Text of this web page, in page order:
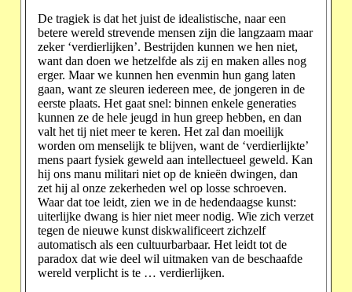
De tragiek is dat het juist de idealistische, naar een
betere wereld strevende mensen zijn die langzaam maar
zeker ‘verdierlijken’. Bestrijden kunnen we hen niet,
want dan doen we hetzelfde als zij en maken alles nog
erger. Maar we kunnen hen evenmin hun gang laten
gaan, want ze sleuren iedereen mee, de jongeren in de
eerste plaats. Het gaat snel: binnen enkele generaties
kunnen ze de hele jeugd in hun greep hebben, en dan
valt het tij niet meer te keren. Het zal dan moeilijk
worden om menselijk te blijven, want de ‘verdierlijkte’
mens paart fysiek geweld aan intellectueel geweld. Kan
hij ons manu militari niet op de knieën dwingen, dan
zet hij al onze zekerheden wel op losse schroeven.
Waar dat toe leidt, zien we in de hedendaagse kunst:
uiterlijke dwang is hier niet meer nodig. Wie zich verzet
tegen de nieuwe kunst diskwalificeert zichzelf
automatisch als een cultuurbarbaar. Het leidt tot de
paradox dat wie deel wil uitmaken van de beschaafde
wereld verplicht is te … verdierlijken.